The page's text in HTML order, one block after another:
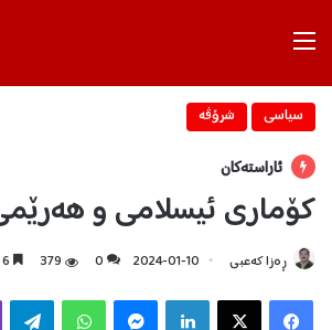
سیاسی شرۆڤه‌
ئاراستەکان
کۆماری ئیسلامی و
ڕەزا کەعبی 2024-01-10
0
379
X